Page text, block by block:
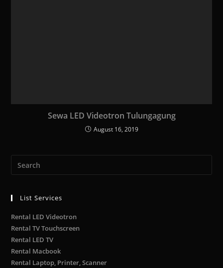
Sewa LED Videotron Tulungagung
August 16, 2019
List Services
Rental LED Videotron
Rental TV Touchscreen
Rental LED TV
Rental Macbook
Rental Laptop, Printer, Scanner